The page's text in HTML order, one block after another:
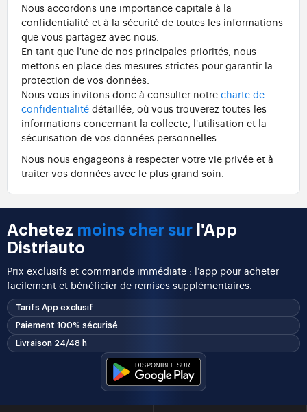
Nous accordons une importance capitale à la
confidentialité et à la sécurité de toutes les informations
que vous partagez avec nous.
En tant que l'une de nos principales priorités, nous
mettons en place des mesures strictes pour garantir la
protection de vos données.
Nous vous invitons donc à consulter notre charte de
confidentialité détaillée, où vous trouverez toutes les
informations concernant la collecte, l'utilisation et la
sécurisation de vos données personnelles.
Nous nous engageons à respecter votre vie privée et à
traiter vos données avec le plus grand soin.
Achetez moins cher sur l'App
Distriauto
Prix exclusifs et commande immédiate : l’app pour acheter
facilement et bénéficier de remises supplémentaires.
Tarifs App exclusif
Paiement 100% sécurisé
Livraison 24/48 h